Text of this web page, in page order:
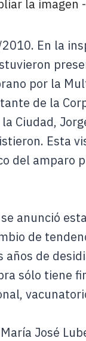
En la
por la
de la
Ciudad,
Esta
del amparo
anunció
de
de
sólo tiene
José